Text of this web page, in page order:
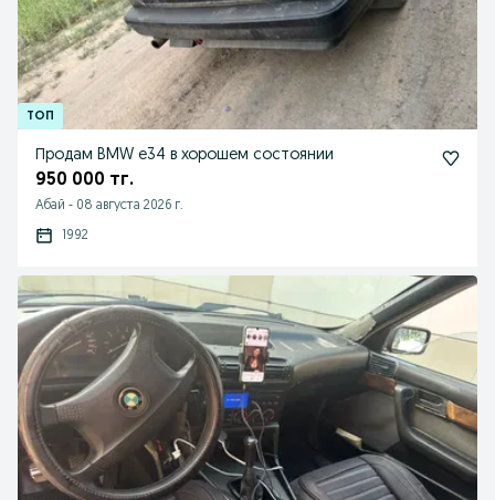
Продам BMW e34 в хорошем состоянии
950 000 тг.
Абай - 08 августа 2026 г.
1992